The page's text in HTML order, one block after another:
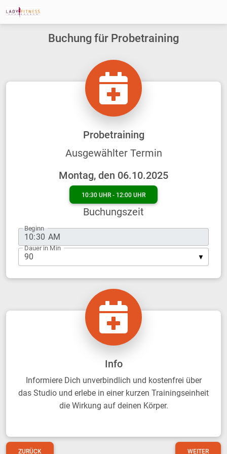
Buchung für Probetraining
Probetraining
Ausgewählter Termin
Montag, den 06.10.2025
10:30 UHR - 12:00 UHR
Buchungszeit
Beginn
Dauer in Min
Info
Informiere Dich unverbindlich und kostenfrei über
das Studio und erlebe in einer kurzen Trainingseinheit
die Wirkung auf deinen Körper.
ZURÜCK WEITER